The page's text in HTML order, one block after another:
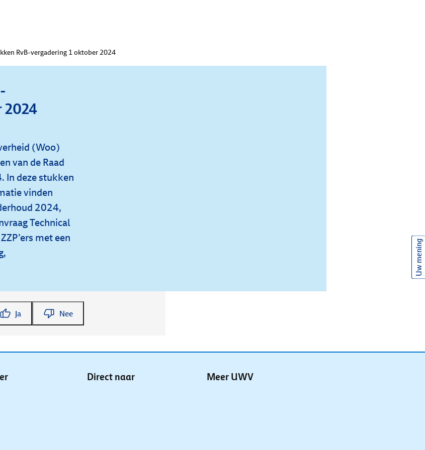
RvB-vergadering 1 oktober 2024
2024
(Woo)
van de Raad
In deze stukken
vinden
2024,
Technical
met een
Ja Nee
Direct naar Meer UWV
Uw mening